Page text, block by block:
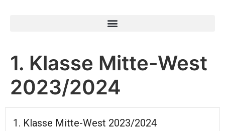
1. Klasse Mitte-West
2023/2024
1. Klasse Mitte-West 2023/2024